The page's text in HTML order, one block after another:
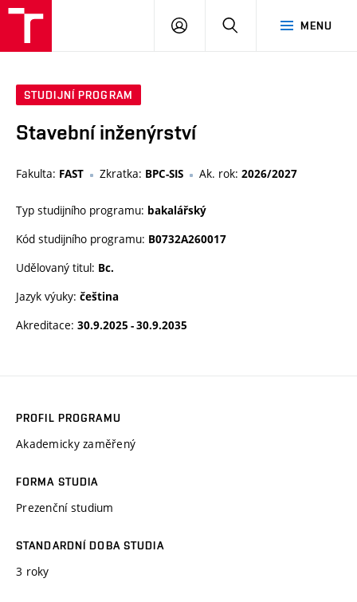
MENU
PŘIHLÁSIT
STUDIJNÍ PROGRAM
Stavební inženýrství
Fakulta: FAST Zkratka: BPC-SIS Ak. rok: 2026/2027
Typ studijního programu: bakalářský
Kód studijního programu: B0732A260017
Udělovaný titul: Bc.
Jazyk výuky: čeština
Akreditace: 30.9.2025 - 30.9.2035
PROFIL PROGRAMU
Akademicky zaměřený
FORMA STUDIA
Prezenční studium
STANDARDNÍ DOBA STUDIA
3 roky